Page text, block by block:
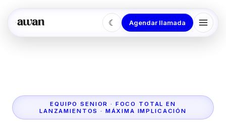
☾ Agendar llamada
EQUIPO SENIOR · FOCO TOTAL EN
LANZAMIENTOS · MÁXIMA IMPLICACIÓN